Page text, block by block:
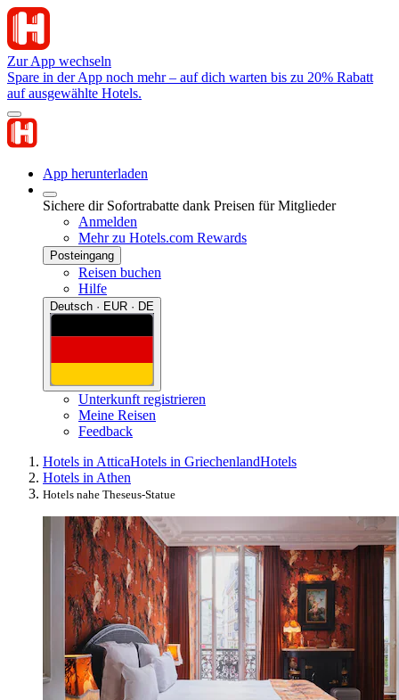
Zur App wechseln
Spare in der App noch mehr – auf dich warten bis zu 20% Rabatt
auf ausgewählte Hotels.
App herunterladen
Sichere dir Sofortrabatte dank Preisen für Mitglieder
Anmelden
Mehr zu Hotels.com Rewards
Posteingang
Reisen buchen
Hilfe
Deutsch · EUR · DE
Unterkunft registrieren
Meine Reisen
Feedback
Hotels in AtticaHotels in GriechenlandHotels
Hotels in Athen
Hotels nahe Theseus-Statue